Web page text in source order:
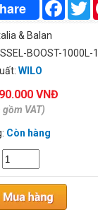
& Balan
BOOST-1000L-
WILO
VNĐ
VAT)
Còn hàng